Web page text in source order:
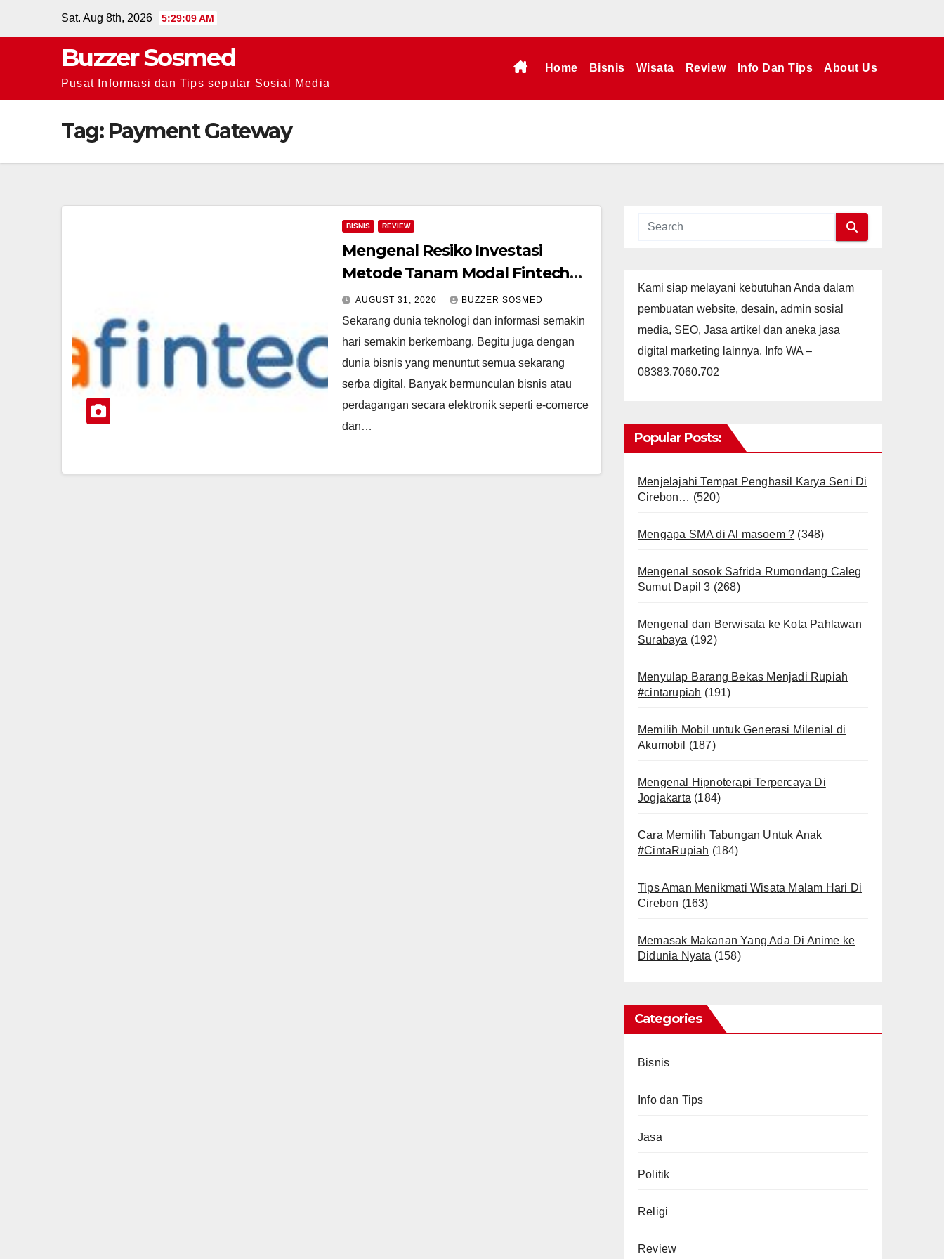
Sat. Aug 8th, 2026 5:29:09 AM
Buzzer Sosmed
Pusat Informasi dan Tips seputar Sosial Media
Home Bisnis Wisata Review Info Dan Tips About Us
Tag: Payment Gateway
BISNIS REVIEW
Mengenal Resiko Investasi
Metode Tanam Modal Fintech
P2P Lending dan Cara
Menanggulanginya
AUGUST 31, 2020 BUZZER SOSMED
Sekarang dunia teknologi dan informasi semakin
hari semakin berkembang. Begitu juga dengan
dunia bisnis yang menuntut semua sekarang
serba digital. Banyak bermunculan bisnis atau
perdagangan secara elektronik seperti e-comerce
dan…
Kami siap melayani kebutuhan Anda dalam
pembuatan website, desain, admin sosial
media, SEO, Jasa artikel dan aneka jasa
digital marketing lainnya. Info WA –
08383.7060.702
Popular Posts:
Menjelajahi Tempat Penghasil Karya Seni Di
Cirebon… (520)
Mengapa SMA di Al masoem ? (348)
Mengenal sosok Safrida Rumondang Caleg
Sumut Dapil 3 (268)
Mengenal dan Berwisata ke Kota Pahlawan
Surabaya (192)
Menyulap Barang Bekas Menjadi Rupiah
#cintarupiah (191)
Memilih Mobil untuk Generasi Milenial di
Akumobil
(187)
Mengenal Hipnoterapi Terpercaya Di
Jogjakarta (184)
Cara Memilih Tabungan Untuk Anak
#CintaRupiah (184)
Tips Aman Menikmati Wisata Malam Hari Di
Cirebon (163)
Memasak Makanan Yang Ada Di Anime ke
Didunia Nyata (158)
Categories
Bisnis
Info dan Tips
Jasa
Politik
Religi
Review